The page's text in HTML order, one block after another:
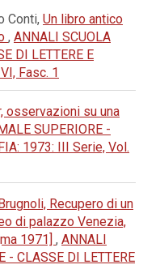
Conti, Un libro antico
, ANNALI SCUOLA
DI LETTERE E
Fasc. 1
osservazioni su una
SUPERIORE -
1973: III Serie, Vol.
Recupero di un
di palazzo Venezia,
1971] , ANNALI
- CLASSE DI LETTERE